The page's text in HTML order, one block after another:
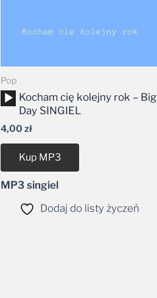
Pop
Odtwarzacz
plików
dźwiękowych
Kocham cię kolejny rok – Big
Day SINGIEL
4,00 zł
Kup MP3
MP3 singiel
Dodaj do listy życzeń